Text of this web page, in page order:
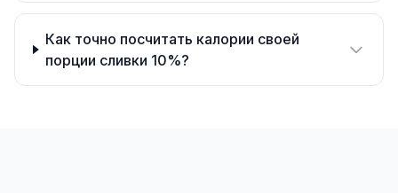
Как точно посчитать калории своей
порции сливки 10%?